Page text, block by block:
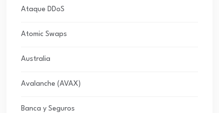
Ataque DDoS
Atomic Swaps
Australia
Avalanche (AVAX)
Banca y Seguros